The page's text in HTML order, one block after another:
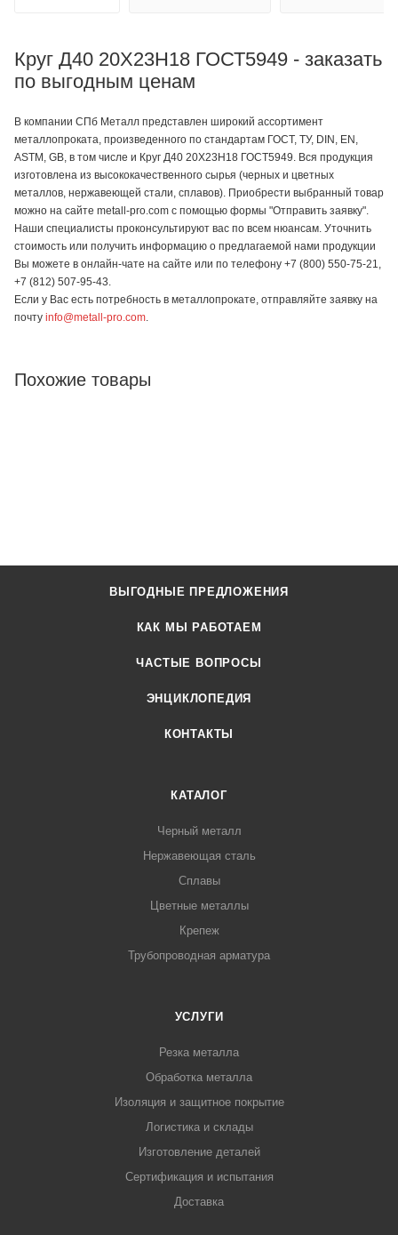
Круг Д40 20Х23Н18 ГОСТ5949 - заказать
по выгодным ценам
В компании СПб Металл представлен широкий ассортимент
металлопроката, произведенного по стандартам ГОСТ, ТУ, DIN, EN,
ASTM, GB, в том числе и Круг Д40 20Х23Н18 ГОСТ5949. Вся продукция
изготовлена из высококачественного сырья (черных и цветных
металлов, нержавеющей стали, сплавов). Приобрести выбранный товар
можно на сайте metall-pro.com с помощью формы "Отправить заявку".
Наши специалисты проконсультируют вас по всем нюансам. Уточнить
стоимость или получить информацию о предлагаемой нами продукции
Вы можете в онлайн-чате на сайте или по телефону +7 (800) 550-75-21,
+7 (812) 507-95-43.
Если у Вас есть потребность в металлопрокате, отправляйте заявку на
почту info@metall-pro.com
Похожие товары
ВЫГОДНЫЕ ПРЕДЛОЖЕНИЯ
КАК МЫ РАБОТАЕМ
ЧАСТЫЕ ВОПРОСЫ
ЭНЦИКЛОПЕДИЯ
КОНТАКТЫ
КАТАЛОГ
Черный металл
Нержавеющая сталь
Сплавы
Цветные металлы
Крепеж
Трубопроводная арматура
УСЛУГИ
Резка металла
Обработка металла
Изоляция и защитное покрытие
Логистика и склады
Изготовление деталей
Сертификация и испытания
Доставка